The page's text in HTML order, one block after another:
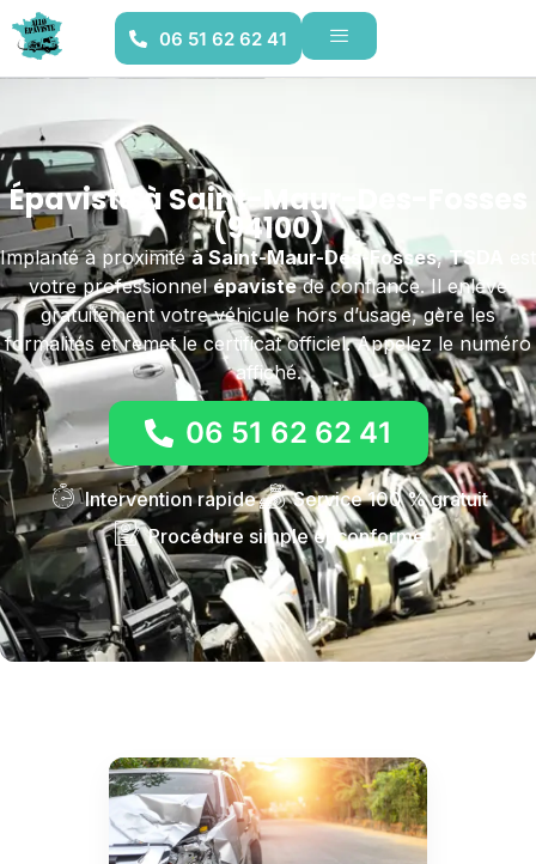
06 51 62 62 41
Épaviste à Saint-Maur-Des-Fosses
(94100)
Implanté à proximitéà Saint-Maur-Des-Fosses,TSDA
votre professionnelépavistede confiance. Il enlève
gratuitement votre véhicule hors d’usage, gère les
formalités et remet le certificat officiel. Appelez le numéro
affiché.
06 51 62 62 41
Intervention rapide
Service 100 % gratuit
Procédure simple et conforme